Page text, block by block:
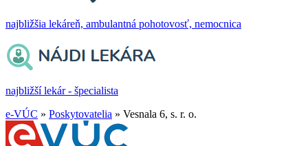
najbližšia lekáreň, ambulantná pohotovosť, nemocnica
najbližší lekár - špecialista
e-VÚC » Poskytovatelia » Vesnala 6, s. r. o.